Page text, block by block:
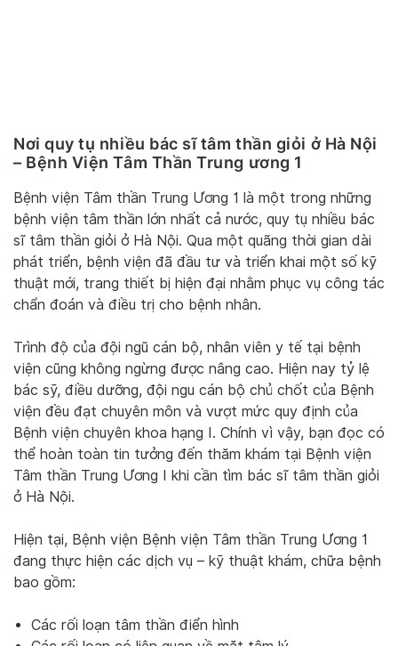
Nơi quy tụ nhiều bác sĩ tâm thần giỏi ở Hà Nội
– Bệnh Viện Tâm Thần Trung ương 1
Bệnh viện Tâm thần Trung Ương 1 là một trong những
bệnh viện tâm thần lớn nhất cả nước, quy tụ nhiều bác
sĩ tâm thần giỏi ở Hà Nội. Qua một quãng thời gian dài
phát triển, bệnh viện đã đầu tư và triển khai một số kỹ
thuật mới, trang thiết bị hiện đại nhằm phục vụ công tác
chẩn đoán và điều trị cho bệnh nhân.
Trình độ của đội ngũ cán bộ, nhân viên y tế tại bệnh
viện cũng không ngừng được nâng cao. Hiện nay tỷ lệ
bác sỹ, điều dưỡng, đội ngu cán bộ chủ chốt của Bệnh
viện đều đạt chuyên môn và vượt mức quy định của
Bệnh viện chuyên khoa hạng I. Chính vì vậy, bạn đọc có
thể hoàn toàn tin tưởng đến thăm khám tại Bệnh viện
Tâm thần Trung Ương I khi cần tìm bác sĩ tâm thần giỏi
ở Hà Nội.
Hiện tại, Bệnh viện Bệnh viện Tâm thần Trung Ương 1
đang thực hiện các dịch vụ – kỹ thuật khám, chữa bệnh
bao gồm:
Các rối loạn tâm thần điển hình